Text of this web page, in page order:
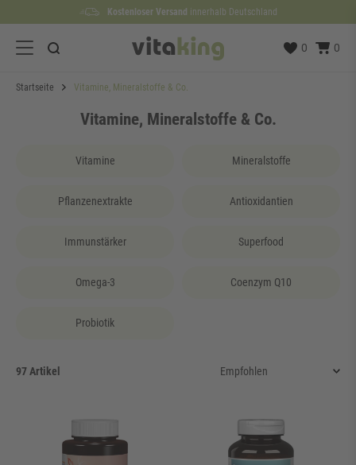
Kostenloser Versand innerhalb Deutschland
100 TageRückgaberecht
Lieferzeit etwa1 bis 3 Werktage
0 0
Startseite Vitamine, Mineralstoffe & Co.
Vitamine, Mineralstoffe & Co.
Antioxidantien
Mineralstoffe
Pflanzenextrakte
Coenzym Q10
Immunstärker
Omega-3
Superfood
Probiotik
Vitamine
97 Artikel